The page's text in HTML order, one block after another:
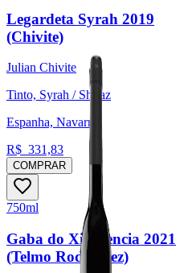
Legardeta Syrah 2019
(Chivite)
Julian Chivite
Tinto, Syrah / Shiraz
Espanha, Navarra
R$ 331,83
COMPRAR
750ml
Gaba do Xil Mencia 2021
(Telmo Rodríguez)